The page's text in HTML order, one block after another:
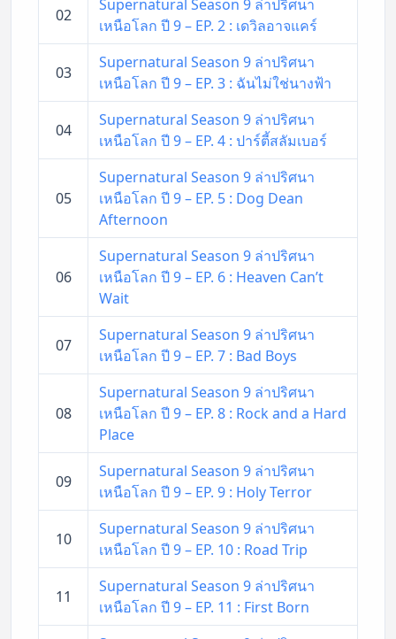
02
Supernatural Season 9 ล่าปริศนา
เหนือโลก ปี 9 – EP. 2 : เดวิลอาจแคร์
03
Supernatural Season 9 ล่าปริศนา
เหนือโลก ปี 9 – EP. 3 : ฉันไม่ใช่นางฟ้า
04
Supernatural Season 9 ล่าปริศนา
เหนือโลก ปี 9 – EP. 4 : ปาร์ตี้สลัมเบอร์
05
Supernatural Season 9 ล่าปริศนา
เหนือโลก ปี 9 – EP. 5 : Dog Dean
Afternoon
06
Supernatural Season 9 ล่าปริศนา
เหนือโลก ปี 9 – EP. 6 : Heaven Can’t
Wait
07
Supernatural Season 9 ล่าปริศนา
เหนือโลก ปี 9 – EP. 7 : Bad Boys
08
Supernatural Season 9 ล่าปริศนา
เหนือโลก ปี 9 – EP. 8 : Rock and a Hard
Place
09
Supernatural Season 9 ล่าปริศนา
เหนือโลก ปี 9 – EP. 9 : Holy Terror
10
Supernatural Season 9 ล่าปริศนา
เหนือโลก ปี 9 – EP. 10 : Road Trip
11
Supernatural Season 9 ล่าปริศนา
เหนือโลก ปี 9 – EP. 11 : First Born